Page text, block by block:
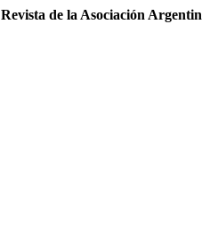
Revista de la Asociación